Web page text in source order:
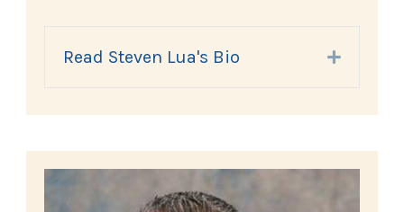
Read Steven Lua's Bio Expand